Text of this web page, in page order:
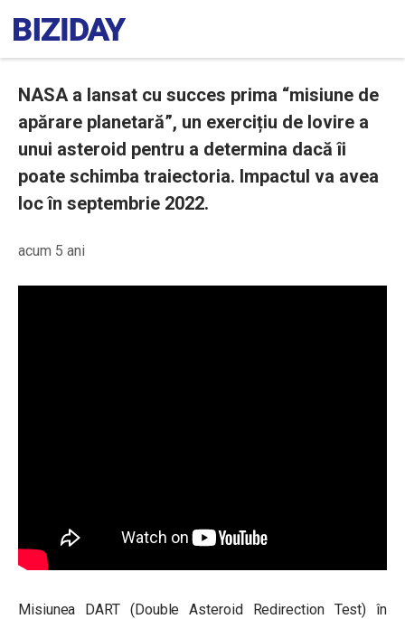
NASA a lansat cu succes prima “misiune de
apărare planetară”, un exercițiu de lovire a
unui asteroid pentru a determina dacă îi
poate schimba traiectoria. Impactul va avea
loc în septembrie 2022.
acum 5 ani
Misiunea DART (Double Asteroid Redirection Test)în